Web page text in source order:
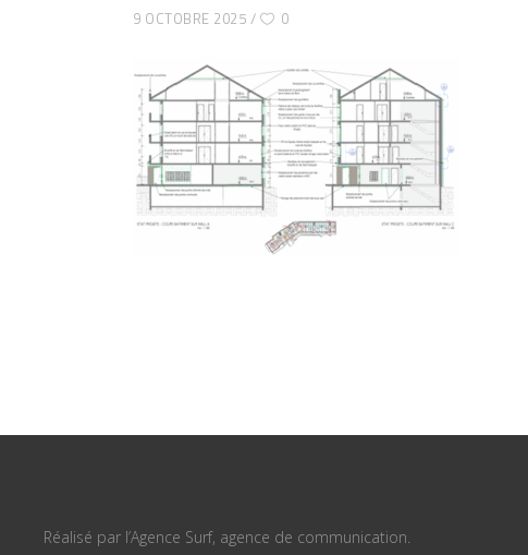
9 OCTOBRE 2025 0
Réalisé par l’Agence Surf, agence de communication.